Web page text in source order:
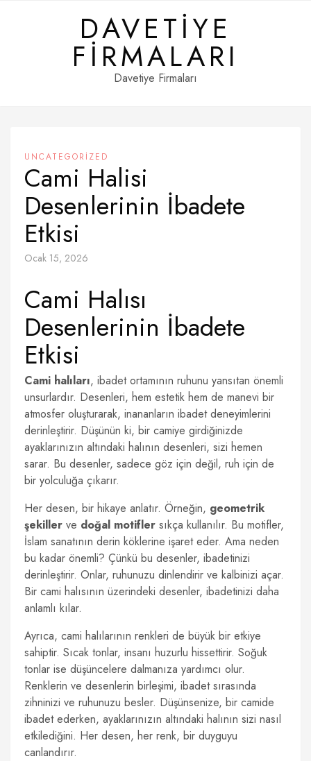
DAVETIYE
FIRMALARI
Davetiye Firmaları
UNCATEGORIZED
Cami Halisi
Desenlerinin İbadete
Etkisi
Ocak 15, 2026
Cami Halısı
Desenlerinin İbadete
Etkisi
Cami halıları, ibadet ortamının ruhunu yansıtan önemli
unsurlardır. Desenleri, hem estetik hem de manevi bir
atmosfer oluşturarak, inananların ibadet deneyimlerini
derinleştirir. Düşünün ki, bir camiye girdiğinizde
ayaklarınızın altındaki halının desenleri, sizi hemen
sarar. Bu desenler, sadece göz için değil, ruh için de
bir yolculuğa çıkarır.
Her desen, bir hikaye anlatır. Örneğin, geometrik
şekiller ve doğal motifler sıkça kullanılır. Bu motifler,
İslam sanatının derin köklerine işaret eder. Ama neden
bu kadar önemli? Çünkü bu desenler, ibadetinizi
derinleştirir. Onlar, ruhunuzu dinlendirir ve kalbinizi açar.
Bir cami halısının üzerindeki desenler, ibadetinizi daha
anlamlı kılar.
Ayrıca, cami halılarının renkleri de büyük bir etkiye
sahiptir. Sıcak tonlar, insanı huzurlu hissettirir. Soğuk
tonlar ise düşüncelere dalmanıza yardımcı olur.
Renklerin ve desenlerin birleşimi, ibadet sırasında
zihninizi ve ruhunuzu besler. Düşünsenize, bir camide
ibadet ederken, ayaklarınızın altındaki halının sizi nasıl
etkilediğini. Her desen, her renk, bir duyguyu
canlandırır.